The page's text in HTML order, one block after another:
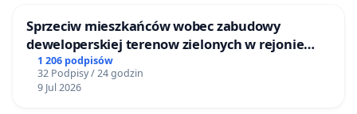
Sprzeciw mieszkańców wobec zabudowy
deweloperskiej terenow zielonych w rejonie
Bulwarów Straceńskich w Bielsku-Białej
1 206 podpisów
32 Podpisy / 24 godzin
9 Jul 2026